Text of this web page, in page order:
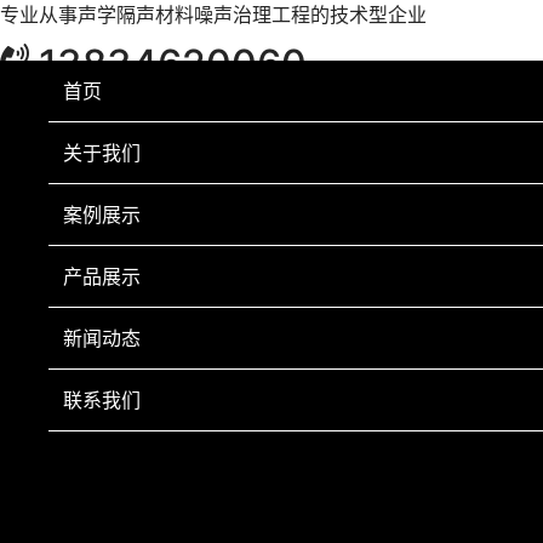
专业从事声学隔声材料噪声治理工程的技术型企业
13834620060
首页
关于我们
案例展示
产品展示
新闻动态
联系我们